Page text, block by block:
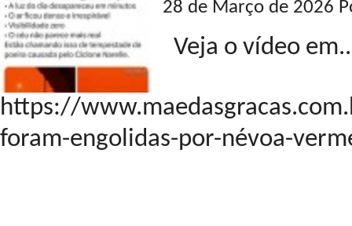
28 de Março de 2026
Veja o vídeo
https://
foram-engolidas-por-névoa-